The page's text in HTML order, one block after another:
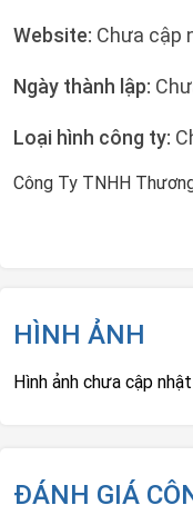
Website: Chưa cập
Ngày thành lập:
Loại hình công ty:
Công Ty TNHH
HÌNH ẢNH
Hình ảnh chưa cập nhật
ĐÁNH GIÁ